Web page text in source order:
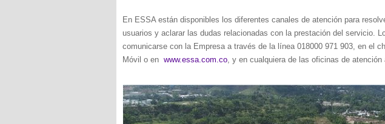
En ESSA están disponibles los diferentes canales de atención para
usuarios y aclarar las dudas relacionadas con la prestación del servicio.
comunicarse con la Empresa a través de la línea 018000 971 903, en el
Móvil o en www.essa.com.co, y en cualquiera de las oficinas de atención